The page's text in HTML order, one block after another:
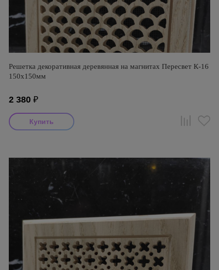
Решетка декоративная деревянная на магнитах Пересвет К-16
150х150мм
2 380 ₽